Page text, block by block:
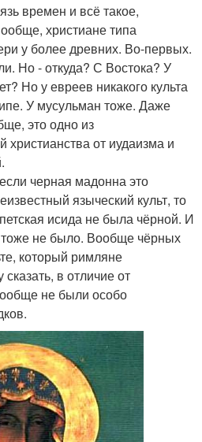
времен и всё такое,
христиане типа
у более древних. Во-первых.
Но - откуда? С Востока? У
Но у евреев никакого культа
У мусульман тоже. Даже
это одно из
христианства от иудаизма и
черная мадонна это
языческий культ, то
исида не была чёрной. И
не было. Вообще чёрных
который римляне
в отличие от
не были особо